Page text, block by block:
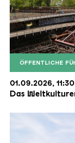
ÖFFENTLICHE
Der
Copyright:
01.09.2026,
Das